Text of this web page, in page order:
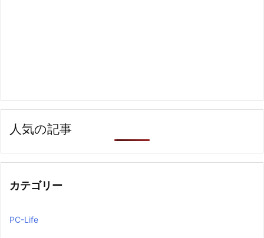
人気の記事
カテゴリー
PC-Life